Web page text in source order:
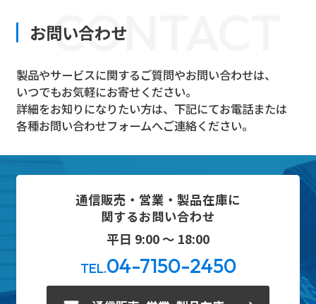
CONTACT
お問い合わせ
製品やサービスに関するご質問やお問い合わせは、
いつでもお気軽にお寄せください。
詳細をお知りになりたい方は、下記にてお電話または
各種お問い合わせフォームへご連絡ください。
通信販売・営業・製品在庫に
関するお問い合わせ
平日 9:00 ～ 18:00
TEL.04-7150-2450